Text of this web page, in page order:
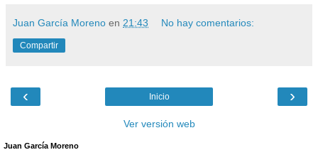
Juan García Moreno en 21:43 No hay comentarios:
Compartir
‹ ›
Inicio
Ver versión web
Juan García Moreno